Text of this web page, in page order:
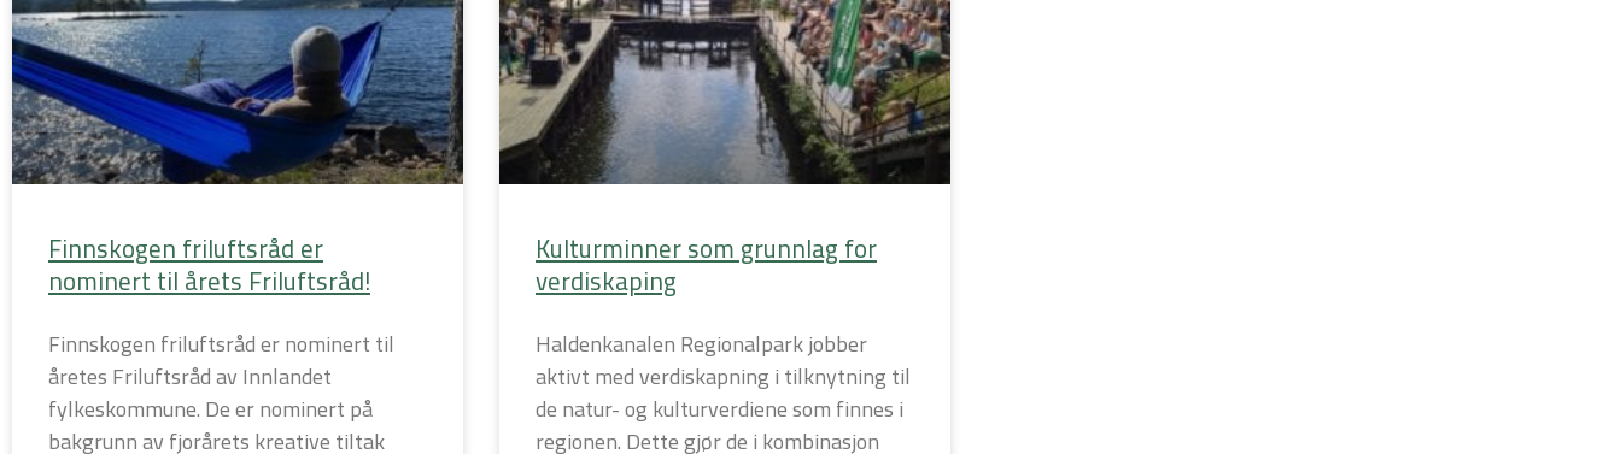
Finnskogen friluftsråd er
nominert til årets Friluftsråd!
Finnskogen friluftsråd er nominert til
åretes Friluftsråd av Innlandet
fylkeskommune. De er nominert på
bakgrunn av fjorårets kreative tiltak
Kulturminner som grunnlag for
verdiskaping
Haldenkanalen Regionalpark jobber
aktivt med verdiskapning i tilknytning til
de natur- og kulturverdiene som finnes i
regionen. Dette gjør de i kombinasjon